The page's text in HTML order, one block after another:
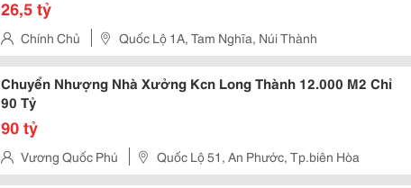
26,5 tỷ
Chính Chủ Quốc Lộ 1A, Tam Nghĩa, Núi Thành
Chuyển Nhượng Nhà Xưởng Kcn Long Thành 12.000 M2 Chỉ
90 Tỷ
90 tỷ
Vương Quốc Phú Quốc Lộ 51, An Phước, Tp.biên Hòa